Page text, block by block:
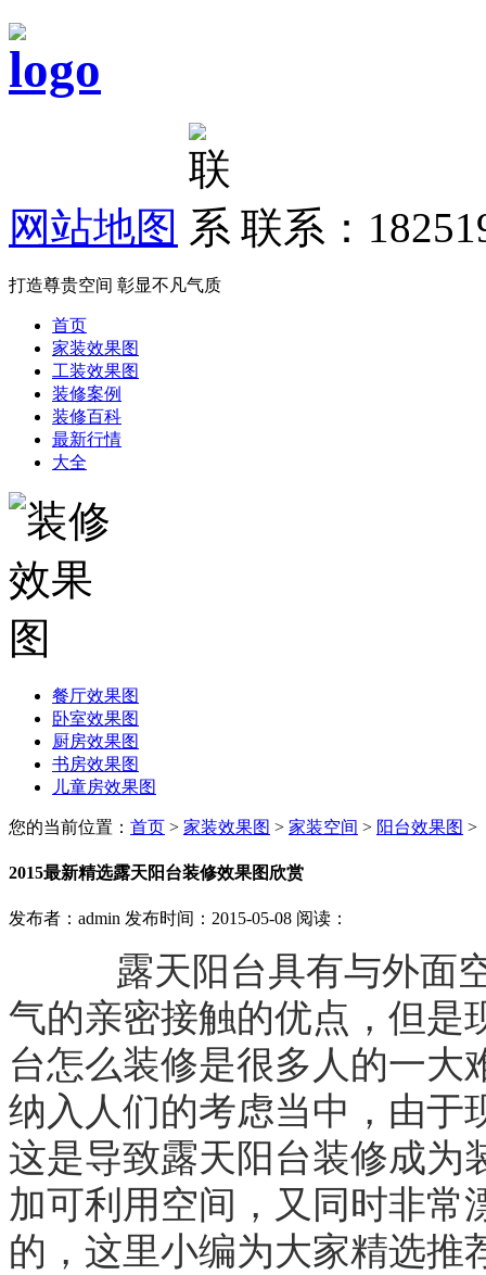
网站地图 联系：
打造尊贵空间 彰显不凡气质
首页
家装效果图
工装效果图
装修案例
装修百科
最新行情
大全
餐厅效果图
卧室效果图
厨房效果图
书房效果图
儿童房效果图
您的当前位置： 首页 > 家装效果图 > 家装空间 > 阳台效果图 >
2015最新精选露天阳台装修效果图欣赏
发布者：admin 发布时间：2015-05-08 阅读：
露天阳台具有与外面空
气的亲密接触的优点，但是
台怎么装修是很多人的一大
纳入人们的考虑当中，由于
这是导致露天阳台装修成为
加可利用空间，又同时非常
的，这里小编为大家精选推